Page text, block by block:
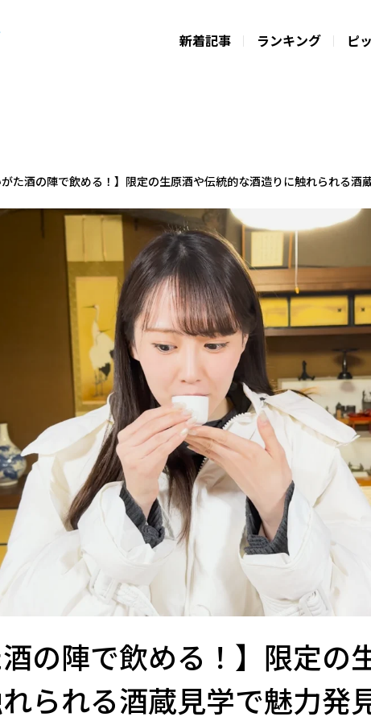
新着記事 ランキング ピ
がた酒の陣で飲める！】限定の生原酒や伝統的な酒造りに触れられる
酒の陣で飲める！】限定の
られる酒蔵見学で魅力発